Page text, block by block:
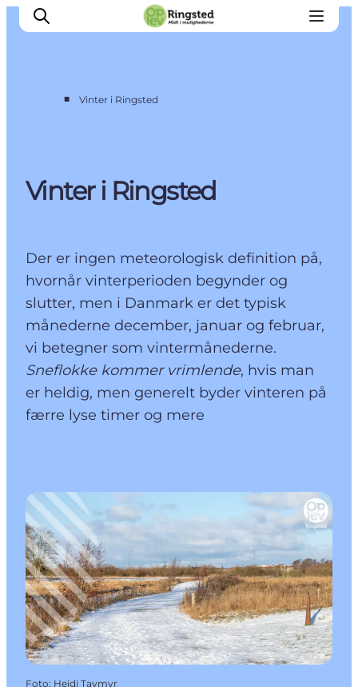
Ringsted Børnefestival
Ringsted Ældrefestival
■ Vinter i Ringsted
Vinter i Ringsted
Der er ingen meteorologisk definition på,
hvornår vinterperioden begynder og
slutter, men i Danmark er det typisk
månederne december, januar og februar,
vi betegner som vintermånederne.
Sneflokke kommer vrimlende, hvis man
er heldig, men generelt byder vinteren på
færre lyse timer og mere
Foto: Heidi Taymyr